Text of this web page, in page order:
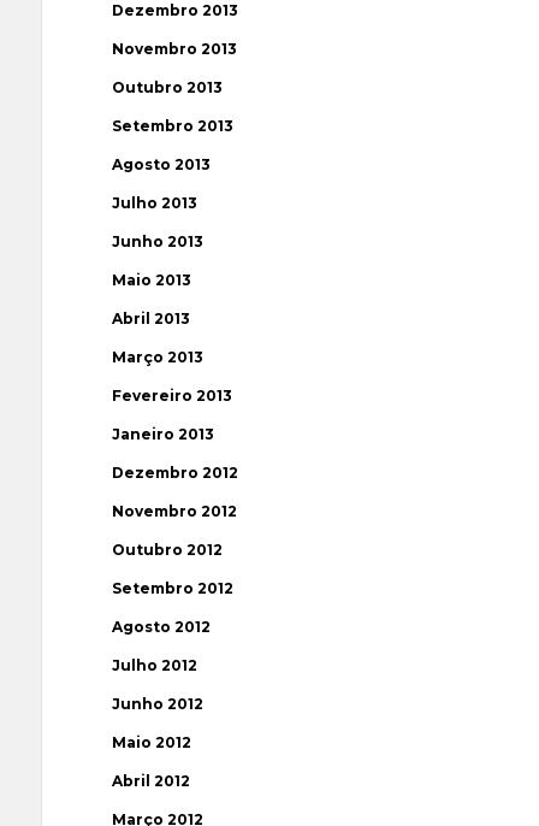
Dezembro 2013
Novembro 2013
Outubro 2013
Setembro 2013
Agosto 2013
Julho 2013
Junho 2013
Maio 2013
Abril 2013
Março 2013
Fevereiro 2013
Janeiro 2013
Dezembro 2012
Novembro 2012
Outubro 2012
Setembro 2012
Agosto 2012
Julho 2012
Junho 2012
Maio 2012
Abril 2012
Março 2012